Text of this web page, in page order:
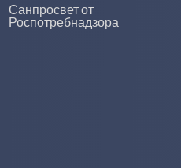
Санпросвет от
Роспотребнадзора